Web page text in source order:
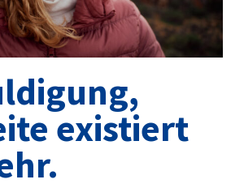
existiert